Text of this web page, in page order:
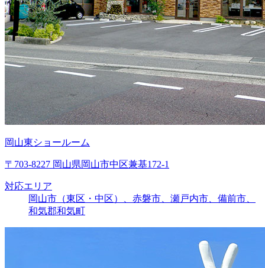
岡山東ショールーム
〒703-8227 岡山県岡山市中区兼基172-1
対応エリア
岡山市（東区・中区）、赤磐市、瀬戸内市、備前市、
和気郡和気町